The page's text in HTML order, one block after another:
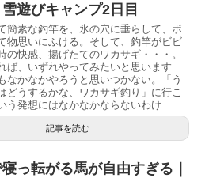
遊びキャンプ2日目
簡素な釣竿を、氷の穴に垂らして、ボ
物思いにふける。そして、釣竿がビビ
の快感、揚げたてのワカサギ・・・。
ば、いずれやってみたいと思います
なかなかやろうと思いつかない。「う
どうするかな、ワカサギ釣り」に行こ
う発想にはなかなかならないわけ
記事を読む
っ転がる馬が自由すぎる｜